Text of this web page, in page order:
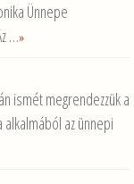
Ünnepe
…»
ismét megrendezzük a
az ünnepi